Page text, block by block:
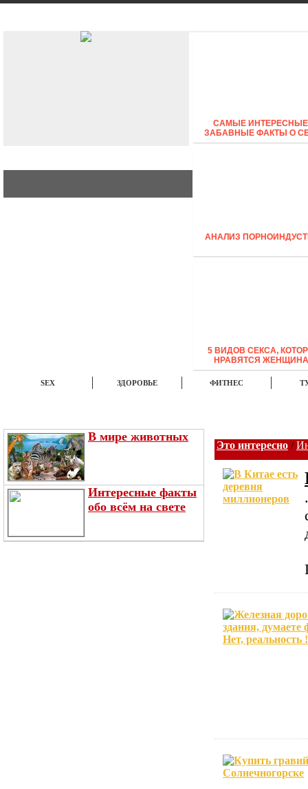
САМЫЕ
ЗАБАВНЫЕ ФАКТЫ О
АНАЛИЗ
5 ВИДОВ СЕКСА,
НРАВЯТСЯ
SEX ЗДОРОВЬЕ ФИТНЕС
В мире животных
Интересные факты
обо всём на свете
Это интересно /